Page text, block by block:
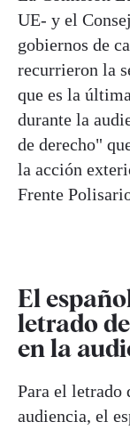
UE- y el
gobiernos de
recurrieron la
que es la
durante la
de derecho"
la acción
Frente
El
letrado
en la
Para el letrado
audiencia, el